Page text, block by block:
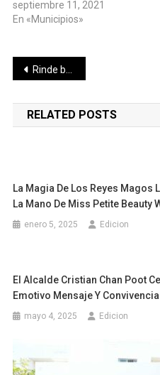
septiembre 11, 2021
En «Municipios»
Navegación
de
entradas
Rinde buenos frutos para Mérida la visión integral de las políticas públicas que impulsa el alcalde Renán Barrera
RELATED POSTS
La Magia De Los Reyes Magos
La Mano De Miss Petite Beauty
enero 5, 2025 Edicion
El Alcalde Cristian Chan Poot
Emotivo Mensaje Y Convivencia
mayo 4, 2025 Edicion